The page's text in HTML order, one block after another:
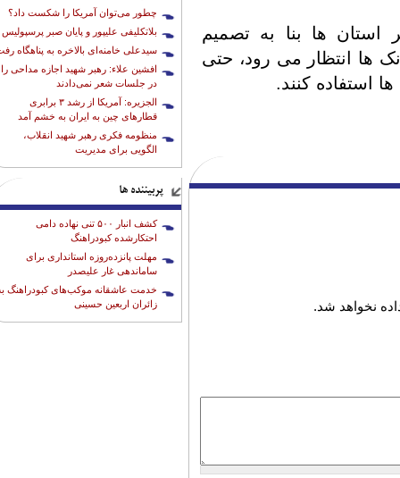
چطور می‌توان آمریکا را شکست داد؟
بلاتکلیفی علیپور و پایان صبر پرسپولیس
سیدعلی خامنه‌ای بالاخره به پناهگاه
افشین علاء: رهبر شهید اجازه مداحی را
در جلسات شعر نمی‌دادند
الجزیره: آمریکا از رشد ۳ برابری
قطارهای چین به ایران به خشم آمد
منظومه فکری رهبر شهید انقلاب،
الگویی برای مدیریت
پربیننده ها
کشف انبار ۵۰۰ تنی نهاده دامی
احتکارشده کبودراهنگ
مهلت پانزده‌روزه استانداری برای
ساماندهی غار علیصدر
خدمت عاشقانه موکب‌های کبودراهنگ
زائران اربعین حسینی
استان ها بنا به تصمیم
ها انتظار می رود، حتی
استفاده کنند.
نخواهد شد.